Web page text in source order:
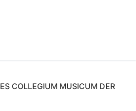
COLLEGIUM MUSICUM DER